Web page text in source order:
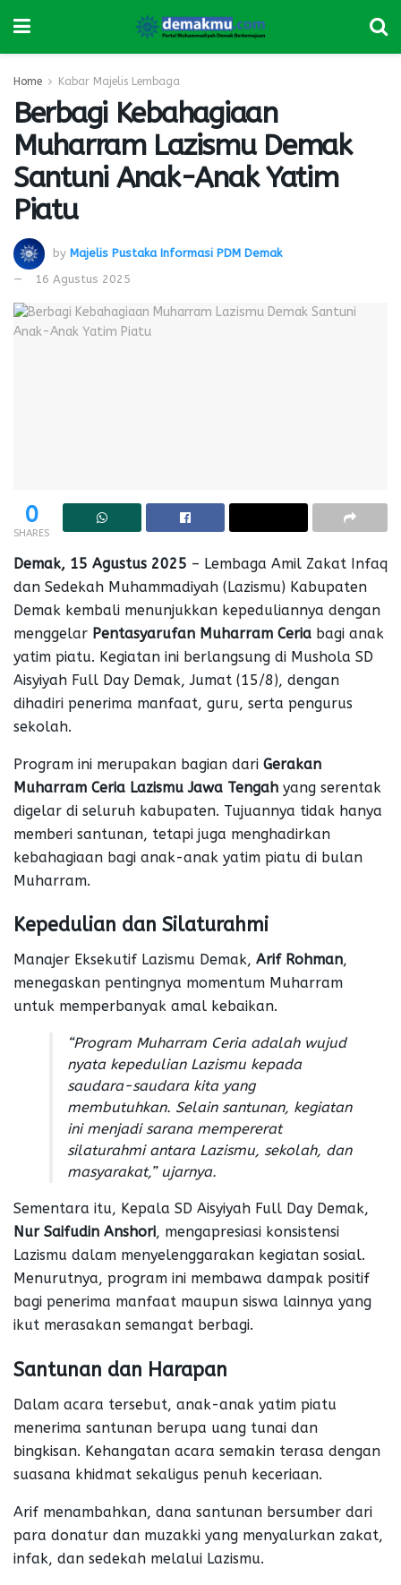
Home Kabar Majelis Lembaga
Berbagi Kebahagiaan
Muharram Lazismu Demak
Santuni Anak-Anak Yatim
Piatu
by Majelis Pustaka Informasi PDM Demak
16 Agustus 2025
0
SHARES
Demak, 15 Agustus 2025 – Lembaga Amil Zakat Infaq
dan Sedekah Muhammadiyah (Lazismu) Kabupaten
Demak kembali menunjukkan kepeduliannya dengan
menggelar Pentasyarufan Muharram Ceria bagi anak
yatim piatu. Kegiatan ini berlangsung di Mushola SD
Aisyiyah Full Day Demak, Jumat (15/8), dengan
dihadiri penerima manfaat, guru, serta pengurus
sekolah.
Program ini merupakan bagian dari Gerakan
Muharram Ceria Lazismu Jawa Tengah yang serentak
digelar di seluruh kabupaten. Tujuannya tidak hanya
memberi santunan, tetapi juga menghadirkan
kebahagiaan bagi anak-anak yatim piatu di bulan
Muharram.
Kepedulian dan Silaturahmi
Manajer Eksekutif Lazismu Demak, Arif Rohman,
menegaskan pentingnya momentum Muharram
untuk memperbanyak amal kebaikan.
“Program Muharram Ceria adalah wujud
nyata kepedulian Lazismu kepada
saudara-saudara kita yang
membutuhkan. Selain santunan, kegiatan
ini menjadi sarana mempererat
silaturahmi antara Lazismu, sekolah, dan
masyarakat,” ujarnya.
Sementara itu, Kepala SD Aisyiyah Full Day Demak,
Nur Saifudin Anshori, mengapresiasi konsistensi
Lazismu dalam menyelenggarakan kegiatan sosial.
Menurutnya, program ini membawa dampak positif
bagi penerima manfaat maupun siswa lainnya yang
ikut merasakan semangat berbagi.
Santunan dan Harapan
Dalam acara tersebut, anak-anak yatim piatu
menerima santunan berupa uang tunai dan
bingkisan. Kehangatan acara semakin terasa dengan
suasana khidmat sekaligus penuh keceriaan.
Arif menambahkan, dana santunan bersumber dari
para donatur dan muzakki yang menyalurkan zakat,
infak, dan sedekah melalui Lazismu.